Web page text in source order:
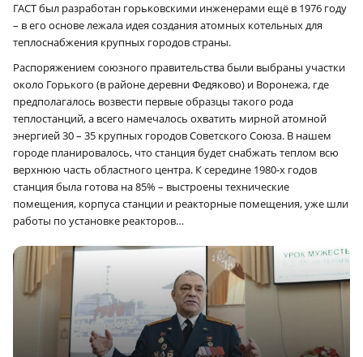
ГАСТ был разработан горьковскими инженерами ещё в 1976 году
– в его основе лежала идея создания атомных котельных для
теплоснабжения крупных городов страны.
Распоряжением союзного правительства были выбраны участки
около Горького (в районе деревни Федяково) и Воронежа, где
предполагалось возвести первые образцы такого рода
теплостанций, а всего намечалось охватить мирной атомной
энергией 30 – 35 крупных городов Советского Союза. В нашем
городе планировалось, что станция будет снабжать теплом всю
верхнюю часть областного центра. К середине 1980‑х годов
станция была готова на 85% – выстроены технические
помещения, корпуса станции и реакторные помещения, уже шли
работы по установке реакторов…